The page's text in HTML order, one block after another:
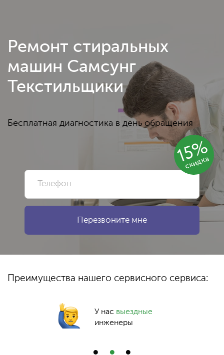
15%
скидка
Ремонт стиральных
машин Самсунг
Текстильщики
Бесплатная диагностика в день обращения
Преимущества нашего сервисного сервиса:
У нас выездные
инженеры